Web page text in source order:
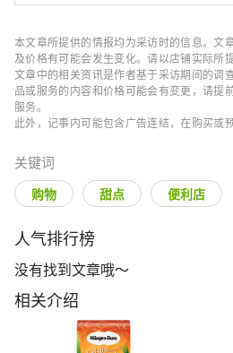
本文章所提供的情报均为采访时的信息。文
及价格有可能会发生变化。请以店铺实际所
文章中的相关资讯是作者基于采访期间的调
品或服务的内容和价格可能会有变更，请提
服务。
此外，记事内可能包含广告连结，在购买或
关键词
购物 甜点 便利店
人气排行榜
没有找到文章哦～
相关介绍